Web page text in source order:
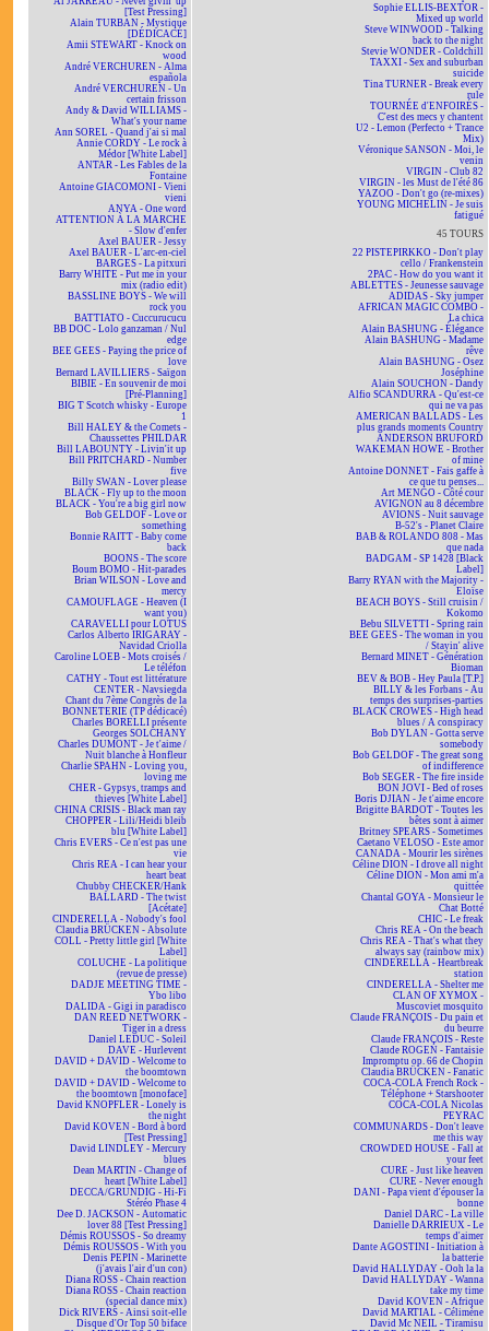
[Test Pressing]
Alain TURBAN - Mystique
[DÉDICACÉ]
Amii STEWART - Knock on
wood
André VERCHUREN - Alma
española
André VERCHUREN - Un
certain frisson
Andy & David WILLIAMS -
What's your name
Ann SOREL - Quand j'ai si mal
Annie CORDY - Le rock à
Médor [White Label]
ANTAR - Les Fables de la
Fontaine
Antoine GIACOMONI - Vieni
vieni
ANYA - One word
ATTENTION À LA MARCHE
- Slow d'enfer
Axel BAUER - Jessy
Axel BAUER - L'arc-en-ciel
BARGES - La pitxuri
Barry WHITE - Put me in your
mix (radio edit)
BASSLINE BOYS - We will
rock you
BATTIATO - Cuccurucucu
BB DOC - Lolo ganzaman / Nul
edge
BEE GEES - Paying the price of
love
Bernard LAVILLIERS - Saïgon
BIBIE - En souvenir de moi
[Pré-Planning]
BIG T Scotch whisky - Europe
1
Bill HALEY & the Comets -
Chaussettes PHILDAR
Bill LABOUNTY - Livin'it up
Bill PRITCHARD - Number
five
Billy SWAN - Lover please
BLACK - Fly up to the moon
BLACK - You're a big girl now
Bob GELDOF - Love or
something
Bonnie RAITT - Baby come
back
BOONS - The score
Boum BOMO - Hit-parades
Brian WILSON - Love and
mercy
CAMOUFLAGE - Heaven (I
want you)
CARAVELLI pour LOTUS
Carlos Alberto IRIGARAY -
Navidad Criolla
Caroline LOEB - Mots croisés /
Le téléfon
CATHY - Tout est littérature
CENTER - Navsiegda
Chant du 7ème Congrès de la
BONNETERIE (TP dédicacé)
Charles BORELLI présente
Georges SOLCHANY
Charles DUMONT - Je t'aime /
Nuit blanche à Honfleur
Charlie SPAHN - Loving you,
loving me
CHER - Gypsys, tramps and
thieves [White Label]
CHINA CRISIS - Black man ray
CHOPPER - Lili/Heidi bleib
blu [White Label]
Chris EVERS - Ce n'est pas une
vie
Chris REA - I can hear your
heart beat
Chubby CHECKER/Hank
BALLARD - The twist
[Acétate]
CINDERELLA - Nobody's fool
Claudia BRÜCKEN - Absolute
COLL - Pretty little girl [White
Label]
COLUCHE - La politique
(revue de presse)
DADJE MEETING TIME -
Ybo libo
DALIDA - Gigi in paradisco
DAN REED NETWORK -
Tiger in a dress
Daniel LEDUC - Soleil
DAVE - Hurlevent
DAVID + DAVID - Welcome to
the boomtown
DAVID + DAVID - Welcome to
the boomtown [monoface]
David KNOPFLER - Lonely is
the night
David KOVEN - Bord à bord
[Test Pressing]
David LINDLEY - Mercury
blues
Dean MARTIN - Change of
heart [White Label]
DECCA/GRUNDIG - Hi-Fi
Stéréo Phase 4
Dee D. JACKSON - Automatic
lover 88 [Test Pressing]
Démis ROUSSOS - So dreamy
Démis ROUSSOS - With you
Denis PEPIN - Marinette
(j'avais l'air d'un con)
Diana ROSS - Chain reaction
Diana ROSS - Chain reaction
(special dance mix)
Dick RIVERS - Ainsi soit-elle
Disque d'Or Top 50 biface
Sophie ELLIS-BEXTOR -
Mixed up world
Steve WINWOOD - Talking
back to the night
Stevie WONDER - Coldchill
TAXXI - Sex and suburban
suicide
Tina TURNER - Break every
rule
TOURNÉE d'ENFOIRÉS -
C'est des mecs y chantent
U2 - Lemon (Perfecto + Trance
Mix)
Véronique SANSON - Moi, le
venin
VIRGIN - Club 82
VIRGIN - les Must de l'été 86
YAZOO - Don't go (re-mixes)
YOUNG MICHELIN - Je suis
fatigué
45 TOURS
22 PISTEPIRKKO - Don't play
cello / Frankenstein
2PAC - How do you want it
ABLETTES - Jeunesse sauvage
ADIDAS - Sky jumper
AFRICAN MAGIC COMBO -
La chica
Alain BASHUNG - Élégance
Alain BASHUNG - Madame
rêve
Alain BASHUNG - Osez
Joséphine
Alain SOUCHON - Dandy
Alfio SCANDURRA - Qu'est-ce
qui ne va pas
AMERICAN BALLADS - Les
plus grands moments Country
ANDERSON BRUFORD
WAKEMAN HOWE - Brother
of mine
Antoine DONNET - Fais gaffe à
ce que tu penses...
Art MENGO - Côté cour
AVIGNON au 8 décembre
AVIONS - Nuit sauvage
B-52's - Planet Claire
BAB & ROLANDO 808 - Mas
que nada
BADGAM - SP 1428 [Black
Label]
Barry RYAN with the Majority -
Eloïse
BEACH BOYS - Still cruisin /
Kokomo
Bebu SILVETTI - Spring rain
BEE GEES - The woman in you
/ Stayin' alive
Bernard MINET - Génération
Bioman
BEV & BOB - Hey Paula [T.P.]
BILLY & les Forbans - Au
temps des surprises-parties
BLACK CROWES - High head
blues / A conspiracy
Bob DYLAN - Gotta serve
somebody
Bob GELDOF - The great song
of indifference
Bob SEGER - The fire inside
BON JOVI - Bed of roses
Boris DJIAN - Je t'aime encore
Brigitte BARDOT - Toutes les
bêtes sont à aimer
Britney SPEARS - Sometimes
Caetano VELOSO - Este amor
CANADA - Mourir les sirènes
Céline DION - I drove all night
Céline DION - Mon ami m'a
quittée
Chantal GOYA - Monsieur le
Chat Botté
CHIC - Le freak
Chris REA - On the beach
Chris REA - That's what they
always say (rainbow mix)
CINDERELLA - Heartbreak
station
CINDERELLA - Shelter me
CLAN OF XYMOX -
Muscoviet mosquito
Claude FRANÇOIS - Du pain et
du beurre
Claude FRANÇOIS - Reste
Claude ROGEN - Fantaisie
Impromptu op. 66 de Chopin
Claudia BRÜCKEN - Fanatic
COCA-COLA French Rock -
Téléphone + Starshooter
COCA-COLA Nicolas
PEYRAC
COMMUNARDS - Don't leave
me this way
CROWDED HOUSE - Fall at
your feet
CURE - Just like heaven
CURE - Never enough
DANI - Papa vient d'épouser la
bonne
Daniel DARC - La ville
Danielle DARRIEUX - Le
temps d'aimer
Dante AGOSTINI - Initiation à
la batterie
David HALLYDAY - Ooh la la
David HALLYDAY - Wanna
take my time
David KOVEN - Afrique
David MARTIAL - Célimène
David Mc NEIL - Tiramisu